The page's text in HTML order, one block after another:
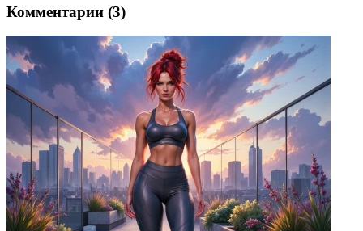
Комментарии (3)